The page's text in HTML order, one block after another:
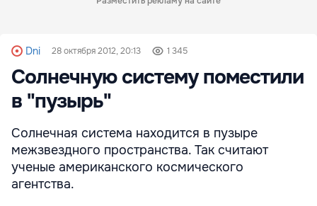
Dni 28 октября 2012, 20:13 1 345
Солнечную систему поместили
в "пузырь"
Солнечная система находится в пузыре
межзвездного пространства. Так считают
ученые американского космического
агентства.